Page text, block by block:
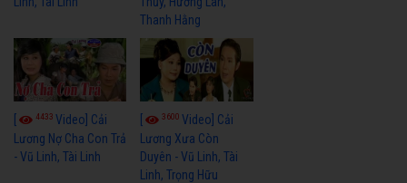
Thanh Hằng
4433 Video] Cải
Lương Nợ Cha Con Trả
- Vũ Linh, Tài Linh
3600Video] Cải
Lương Xưa Còn
Duyên - Vũ Linh, Tài
Linh, Trọng Hữu